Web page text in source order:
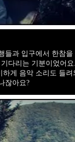
들과 입구에서 한참을
다리는 기분이었어요.
게 음악 소리도 들
잖아요?